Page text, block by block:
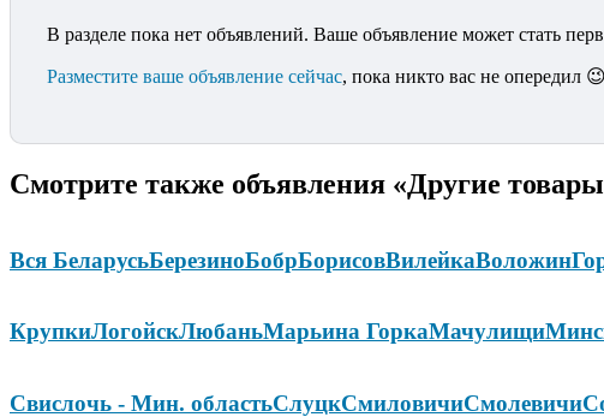
В разделе пока нет объявлений. Ваше объявление может стать
Разместите ваше объявление сейчас, пока никто вас не опередил
Смотрите также объявления «Другие
Вся БеларусьБерезиноБобрБорисовВилейкаВоложин
КрупкиЛогойскЛюбаньМарьина ГоркаМачулищи
Свислочь - Мин. областьСлуцкСмиловичиСмолевичи